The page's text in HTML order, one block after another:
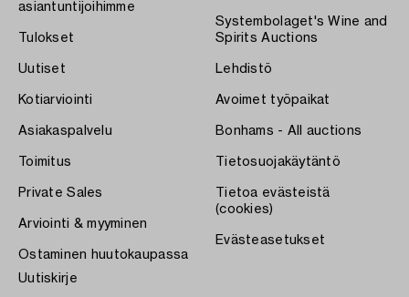
asiantuntijoihimme
Tulokset
Uutiset
Kotiarviointi
Asiakaspalvelu
Toimitus
Private Sales
Arviointi & myyminen
Ostaminen huutokaupassa
Systembolaget's Wine and
Spirits Auctions
Lehdistö
Avoimet työpaikat
Bonhams - All auctions
Tietosuojakäytäntö
Tietoa evästeistä
(cookies)
Evästeasetukset
Uutiskirje